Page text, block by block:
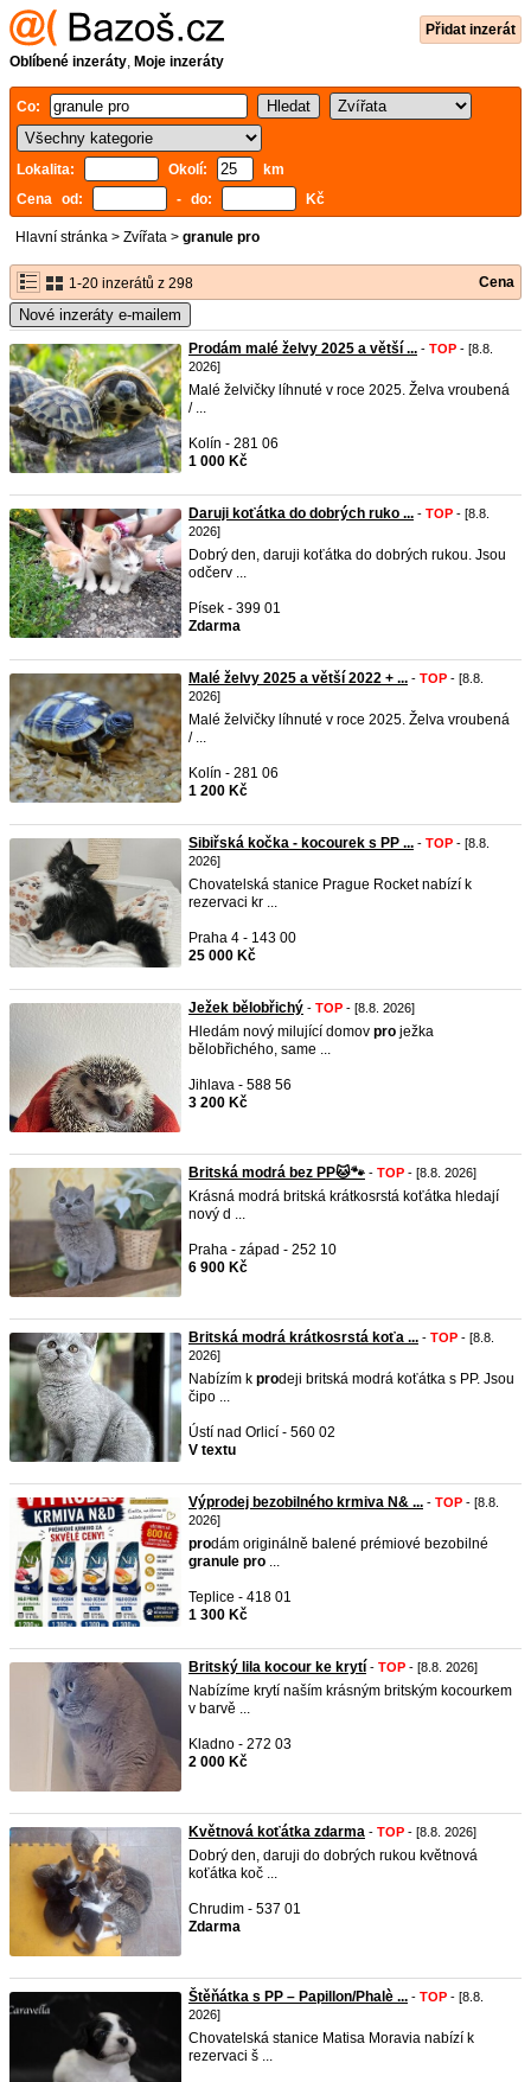
Přidat inzerát
Oblíbené inzeráty, Moje inzeráty
Co:
Lokalita: Okolí:
km
Cena od:
- do: Kč
Hlavní stránka > Zvířata > granule pro
1-20 inzerátů z 298 Cena
Nové inzeráty e-mailem
Prodám malé želvy 2025 a větší ... - TOP - [8.8.
2026]
Malé želvičky líhnuté v roce 2025. Želva vroubená
/ ...
Kolín - 281 06
1 000 Kč
Daruji koťátka do dobrých ruko ... - TOP - [8.8.
2026]
Dobrý den, daruji koťátka do dobrých rukou. Jsou
odčerv ...
Písek - 399 01
Zdarma
Malé želvy 2025 a větší 2022 + ... - TOP - [8.8.
2026]
Malé želvičky líhnuté v roce 2025. Želva vroubená
/ ...
Kolín - 281 06
1 200 Kč
Sibiřská kočka - kocourek s PP ... - TOP - [8.8.
2026]
Chovatelská stanice Prague Rocket nabízí k
rezervaci kr ...
Praha 4 - 143 00
25 000 Kč
Ježek bělobřichý - TOP - [8.8. 2026]
Hledám nový milující domov pro ježka
bělobřichého, same ...
Jihlava - 588 56
3 200 Kč
Britská modrá bez PP🐱🐾 - TOP - [8.8. 2026]
Krásná modrá britská krátkosrstá koťátka hledají
nový d ...
Praha - západ - 252 10
6 900 Kč
Britská modrá krátkosrstá koťa ... - TOP - [8.8.
2026]
Nabízím k prodeji britská modrá koťátka s PP. Jsou
čipo ...
Ústí nad Orlicí - 560 02
V textu
Výprodej bezobilného krmiva N& ... - TOP - [8.8.
2026]
prodám originálně balené prémiové bezobilné
granule pro ...
Teplice - 418 01
1 300 Kč
Britský lila kocour ke krytí - TOP - [8.8. 2026]
Nabízíme krytí naším krásným britským kocourkem
v barvě ...
Kladno - 272 03
2 000 Kč
Květnová koťátka zdarma - TOP - [8.8. 2026]
Dobrý den, daruji do dobrých rukou květnová
koťátka koč ...
Chrudim - 537 01
Zdarma
Štěňátka s PP – Papillon/Phalè ... - TOP - [8.8.
2026]
Chovatelská stanice Matisa Moravia nabízí k
rezervaci š ...